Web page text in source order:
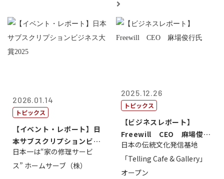
2026.01.14
トピックス
【イベント・レポート】日
本サブスクリプションビジ
ネス大賞20...
日本一は“家の修理サービ
ス” ホームサーブ（株）
2025.12.26
トピックス
【ビジネスレポート】
Freewill CEO 麻場俊行
氏
日本の伝統文化発信基地
「Telling Cafe & Gallery」
オープン